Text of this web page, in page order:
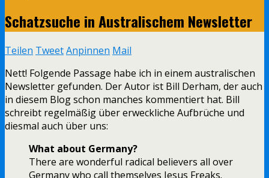
Schatzsuche in Australischem Newsletter
Teilen TweetAnpinnen Mail
Nett! Folgende Passage habe ich in einem australischen
Newsletter gefunden. Der Autor ist Bill Derham, der auch
in diesem Blog schon manches kommentiert hat. Bill
schreibt regelmäßig über erweckliche Aufbrüche und
diesmal auch über uns:
What about Germany?
There are wonderful radical believers all over
Germany who call themselves Jesus Freaks.